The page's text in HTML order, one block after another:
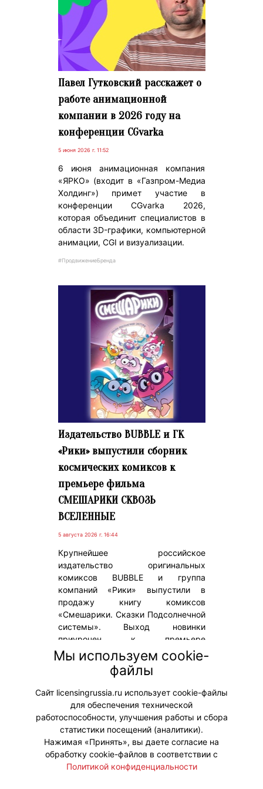
Павел Гутковский расскажет о
работе анимационной
компании в 2026 году на
конференции CGvarka
5 июня 2026 г. 11:52
6 июня анимационная компания
«ЯРКО» (входит в «Газпром-Медиа
Холдинг») примет участие в
конференции CGvarka 2026,
которая объединит специалистов в
области 3D-графики, компьютерной
анимации, CGI и визуализации.
#ПродвижениеБренда
Издательство BUBBLE и ГК
«Рики» выпустили сборник
космических комиксов к
премьере фильма
СМЕШАРИКИ СКВОЗЬ
ВСЕЛЕННЫЕ
5 августа 2026 г. 16:44
Крупнейшее российское
издательство оригинальных
комиксов BUBBLE и группа
компаний «Рики» выпустили в
продажу книгу комиксов
«Смешарики. Сказки Подсолнечной
системы». Выход новинки
приурочен к премьере
полнометражного игрового
фильма СМЕШАРИКИ СКВОЗЬ
ВСЕЛЕННЫЕ, которая состоится 6
августа.
#ПродвижениеБренда
Мы используем cookie-
файлы
Сайт licensingrussia.ru использует cookie-файлы
для обеспечения технической
работоспособности, улучшения работы и сбора
статистики посещений (аналитики).
Нажимая «Принять», вы даете согласие на
обработку cookie-файлов в соответствии с
Политикой конфиденциальности